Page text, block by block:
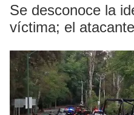
Se desconoce la
víctima; el